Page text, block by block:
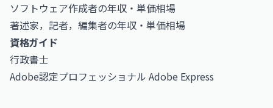
ソフトウェア作成者の年収・単価相場
著述家，記者，編集者の年収・単価相場
資格ガイド
行政書士
Adobe認定プロフェッショナル Adobe Express